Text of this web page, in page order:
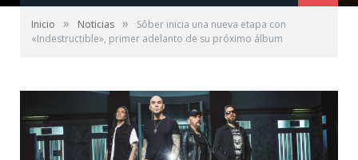
Inicio » Noticias »
Sôber inicia una nueva etapa con
«Indestructible», primer adelanto de su próximo álbum